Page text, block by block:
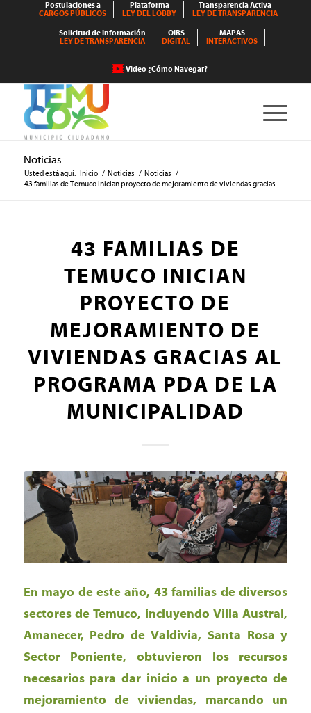
Postulaciones a
CARGOS PÚBLICOS
Plataforma
LEY DEL LOBBY
Transparencia Activa
LEY DE TRANSPARENCIA
Solicitud de Información
LEY DE TRANSPARENCIA
OIRS
DIGITAL
MAPAS
INTERACTIVOS
Video ¿Cómo Navegar?
Noticias
Usted está aquí: Inicio / Noticias / Noticias /
43 familias de Temuco inician proyecto de mejoramiento de viviendas gracias...
43 FAMILIAS DE
TEMUCO INICIAN
PROYECTO DE
MEJORAMIENTO DE
VIVIENDAS GRACIAS AL
PROGRAMA PDA DE LA
MUNICIPALIDAD
En mayo de este año, 43 familias de diversos
sectores de Temuco, incluyendo Villa Austral,
Amanecer, Pedro de Valdivia, Santa Rosa y
Sector Poniente, obtuvieron los recursos
necesarios para dar inicio a un proyecto de
mejoramiento de viviendas, marcando un